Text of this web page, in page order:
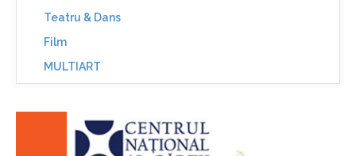
Teatru & Dans
Film
MULTIART